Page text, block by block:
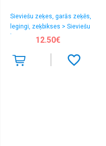
Sieviešu zeķes, garās zeķēs,
legingi, zeķbikses > Sieviešu
12.50€